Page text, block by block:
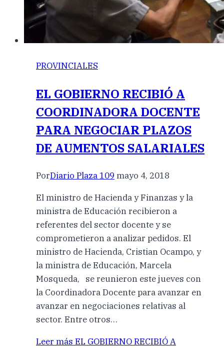
PROVINCIALES
EL GOBIERNO RECIBIÓ A
COORDINADORA DOCENTE
PARA NEGOCIAR PLAZOS
DE AUMENTOS SALARIALES
PorDiario Plaza 109 mayo 4, 2018
El ministro de Hacienda y Finanzas y la
ministra de Educación recibieron a
referentes del sector docente y se
comprometieron a analizar pedidos. El
ministro de Hacienda, Cristian Ocampo, y
la ministra de Educación, Marcela
Mosqueda, se reunieron este jueves con
la Coordinadora Docente para avanzar en
avanzar en negociaciones relativas al
sector. Entre otros…
Leer más EL GOBIERNO RECIBIÓ A